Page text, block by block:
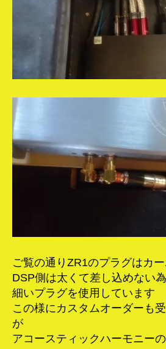
ご覧の通りZR1のプラグはカ
DSP側は太くて差し込めない為
細いプラグを使用しています
この様にカスタムオーダーも
が
アコースティックハーモニー